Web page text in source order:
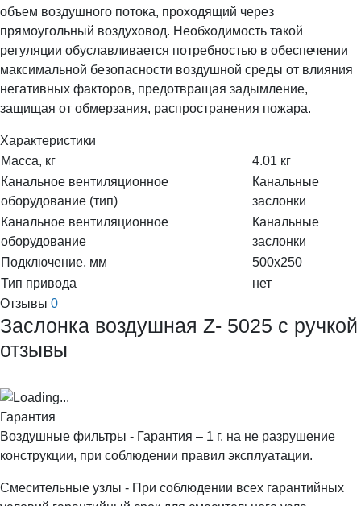
объем воздушного потока, проходящий через
прямоугольный воздуховод. Необходимость такой
регуляции обуславливается потребностью в обеспечении
максимальной безопасности воздушной среды от влияния
негативных факторов, предотвращая задымление,
защищая от обмерзания, распространения пожара.
Характеристики
Масса, кг
4.01 кг
Канальное вентиляционное
оборудование (тип)
Канальные
заслонки
Канальное вентиляционное
оборудование
Канальные
заслонки
Подключение, мм
500x250
Тип привода
нет
Отзывы 0
Заслонка воздушная Z- 5025 с ручкой
отзывы
Гарантия
Воздушные фильтры - Гарантия – 1 г. на не разрушение
конструкции, при соблюдении правил эксплуатации.
Смесительные узлы - При соблюдении всех гарантийных